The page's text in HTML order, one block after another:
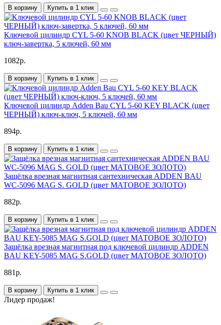
В корзину Купить в 1 клик
Ключевой цилиндр CYL 5-60 KNOB BLACK (цвет ЧЕРНЫЙ)
ключ-завертка, 5 ключей, 60 мм
1082р.
В корзину Купить в 1 клик
Ключевой цилиндр Adden Bau CYL 5-60 KEY BLACK (цвет
ЧЕРНЫЙ) ключ-ключ, 5 ключей, 60 мм
894р.
В корзину Купить в 1 клик
Защёлка врезная магнитная сантехническая ADDEN BAU
WC-5096 MAG S. GOLD (цвет МАТОВОЕ ЗОЛОТО)
882р.
В корзину Купить в 1 клик
Защёлка врезная магнитная под ключевой цилиндр ADDEN
BAU KEY-5085 MAG S.GOLD (цвет МАТОВОЕ ЗОЛОТО)
881р.
В корзину Купить в 1 клик
Лидер продаж!